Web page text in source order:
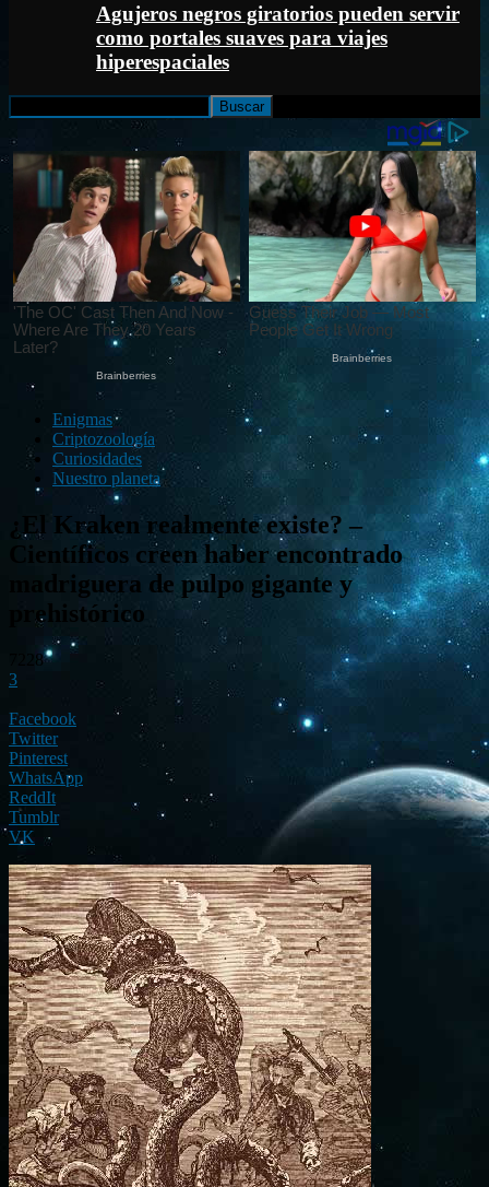
Agujeros negros giratorios pueden servir
como portales suaves para viajes
hiperespaciales
Enigmas
Criptozoología
Curiosidades
Nuestro planeta
¿El Kraken realmente existe? –
Científicos creen haber encontrado
madriguera de pulpo gigante y
prehistórico
7228
3
Facebook
Twitter
Pinterest
WhatsApp
ReddIt
Tumblr
VK